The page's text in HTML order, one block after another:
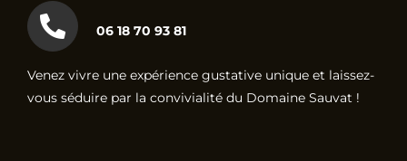
06 18 70 93 81
Venez vivre une expérience gustative unique et laissez-
vous séduire par la convivialité du Domaine Sauvat !